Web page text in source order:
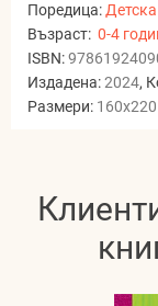
Поредица:
Възраст: 0-4
ISBN:
Издадена:2024,
Размери: